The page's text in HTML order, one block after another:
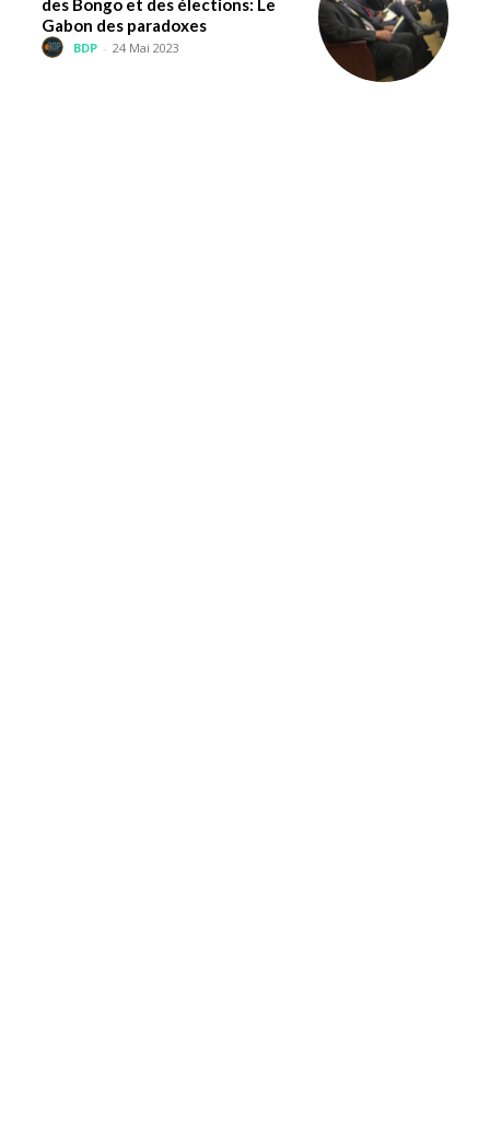
Gabon des paradoxes
BDP - 24 Mai 2023